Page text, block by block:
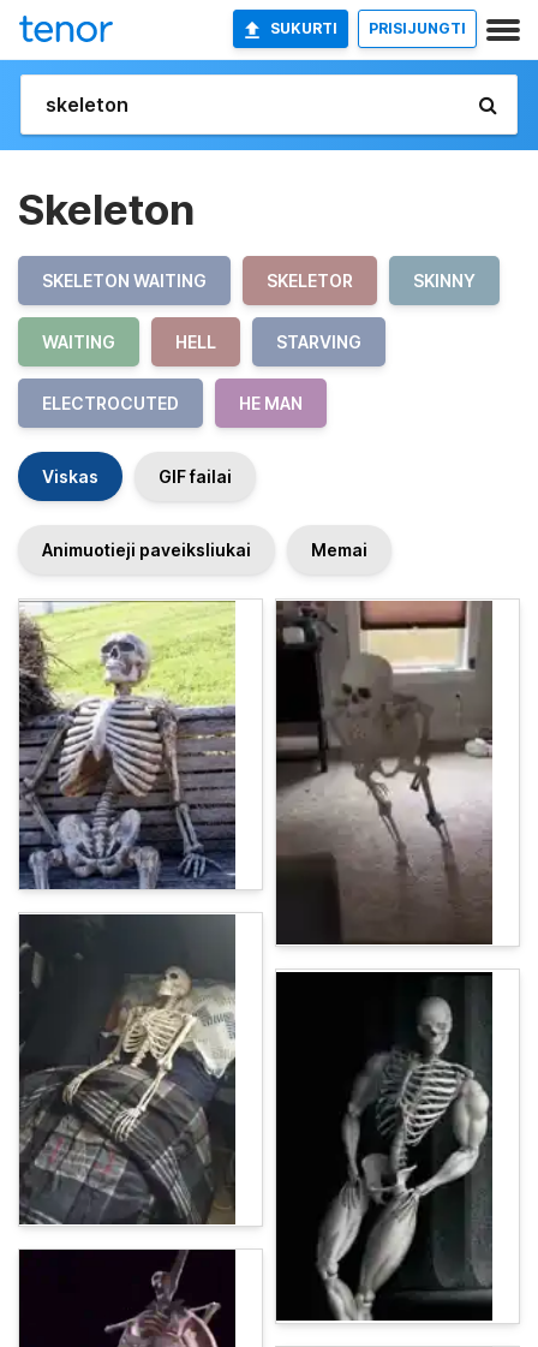
SUKURTI PRISIJUNGTI
Skeleton
SKELETON WAITING SKELETOR SKINNY
WAITING HELL STARVING
ELECTROCUTED HE MAN
Viskas GIF failai
Animuotieji paveiksliukai Memai